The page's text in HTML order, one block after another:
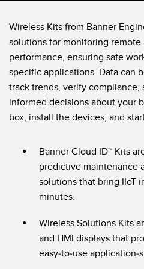
光ファイバ増幅器
スロット、ラベル、エリア検出セン
レジマーク、カラー、およびルミ
ピックトゥライトセンサ
Condition Monitoring Sensors
予知保全
前縁の検出
工場内通信
機械監視/総合設備効率
RELATED LINKS
ウォッシュダウン
IO-Link
Wireless Kits from Banner
solutions for monitoring remote
performance, ensuring safe
specific applications. Data can
track trends, verify compliance,
informed decisions about your
box, install the devices, and
Banner Cloud ID™ Kits
predictive maintenance
solutions that bring IIoT
minutes.
Wireless Solutions Kits
and HMI displays that
easy-to-use application-